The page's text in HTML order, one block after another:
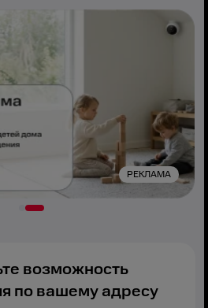
РЕКЛАМА
возможность
по вашему адресу